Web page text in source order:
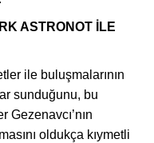
ASTRONOT İLE
ile buluşmalarının
sunduğunu, bu
oldukça kıymetli